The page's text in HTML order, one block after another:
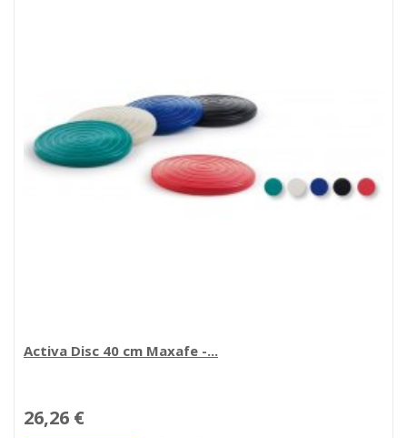
Activa Disc 40 cm Maxafe -...
26,26 €